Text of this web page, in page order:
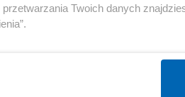
Twoich danych